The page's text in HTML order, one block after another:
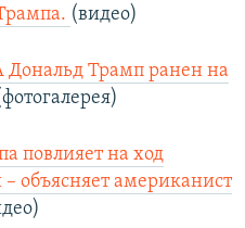
(видео)
Трамп ранен на
повлияет на ход
объясняет американист